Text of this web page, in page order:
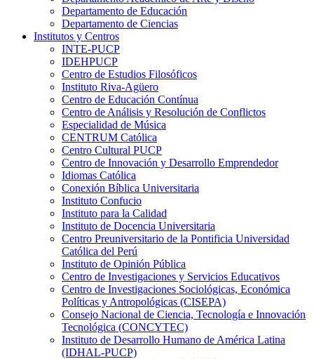
Departamento de Educación
Departamento de Ciencias
Institutos y Centros
INTE-PUCP
IDEHPUCP
Centro de Estudios Filosóficos
Instituto Riva-Agüero
Centro de Educación Contínua
Centro de Análisis y Resolución de Conflictos
Especialidad de Música
CENTRUM Católica
Centro Cultural PUCP
Centro de Innovación y Desarrollo Emprendedor
Idiomas Católica
Conexión Bíblica Universitaria
Instituto Confucio
Instituto para la Calidad
Instituto de Docencia Universitaria
Centro Preuniversitario de la Pontificia Universidad
Católica del Perú
Instituto de Opinión Pública
Centro de Investigaciones y Servicios Educativos
Centro de Investigaciones Sociológicas, Económica
Políticas y Antropológicas (CISEPA)
Consejo Nacional de Ciencia, Tecnología e Innovación
Tecnológica (CONCYTEC)
Instituto de Desarrollo Humano de América Latina
(IDHAL-PUCP)